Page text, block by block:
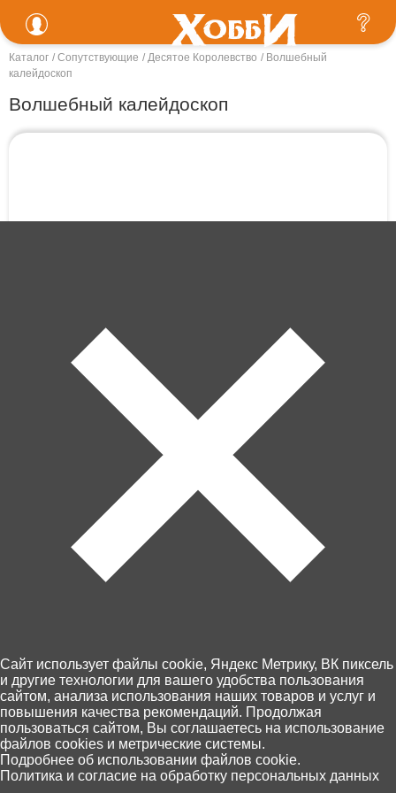
Каталог Сопутствующие Десятое Королевство
Волшебный
калейдоскоп
Волшебный калейдоскоп
Артикул: 01644
380 ₽ В корзину
Пункты выдачи Хоббит
46 по Калининграду и области
10 августа, (понедельник)
Оплата - картой на сайте или при
получении
Главная Каталог Корзина
0
Избранное Поиск
Cайт использует файлы cookie, Яндекс Метрику, ВК пиксель
и другие технологии для вашего удобства пользования
сайтом, анализа использования наших товаров и услуг и
повышения качества рекомендаций. Продолжая
пользоваться сайтом, Вы соглашаетесь на использование
файлов cookies и метрические системы.
Подробнее об использовании файлов cookie.
Политика и согласие на обработку персональных данных